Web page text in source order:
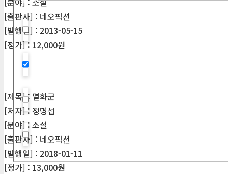
Hidden label
Hidden label
Hidden label
[출판사] : 네오픽션
[발행일] : 2013-05-15
[정가] : 12,000원
[제목] : 멸화군
[저자] : 정명섭
[분야] : 소설
[출판사] : 네오픽션
[발행일] : 2018-01-11
[정가] : 13,000원